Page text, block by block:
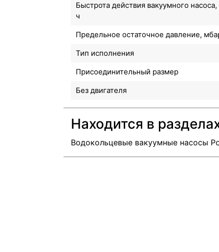
Быстрота действия вакуумного
ч
Предельное остаточное давление,
Тип исполнения
Присоединительный размер
Без двигателя
Находится в
Водокольцевые вакуумные насосы